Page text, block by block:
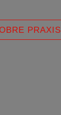
PRAXIS